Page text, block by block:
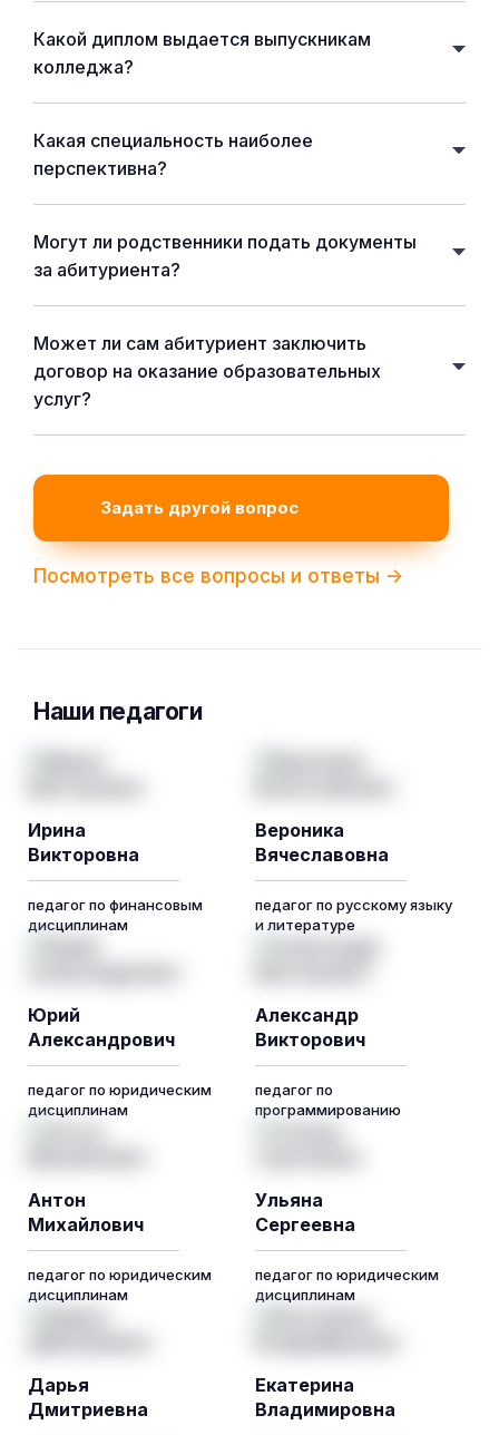
Какой диплом выдается выпускникам
колледжа?
Какая специальность наиболее
перспективна?
Могут ли родственники подать документы
за абитуриента?
Может ли сам абитуриент заключить
договор на оказание образовательных
услуг?
Задать другой вопрос
Посмотреть все вопросы и ответы ->
Наши педагоги
Ирина
Викторовна
педагог по финансовым
дисциплинам
Вероника
Вячеславовна
педагог по русскому языку
и литературе
Юрий
Александрович
педагог по юридическим
дисциплинам
Александр
Викторович
педагог по
программированию
Антон
Михайлович
педагог по юридическим
дисциплинам
Ульяна
Сергеевна
педагог по юридическим
дисциплинам
Дарья
Дмитриевна
Екатерина
Владимировна